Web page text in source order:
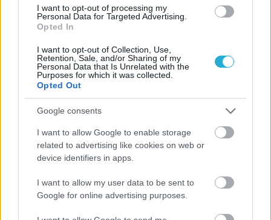
I want to opt-out of processing my
Personal Data for Targeted Advertising.
Opted In
I want to opt-out of Collection, Use,
Retention, Sale, and/or Sharing of my
Personal Data that Is Unrelated with the
Purposes for which it was collected.
Opted Out
Google consents
I want to allow Google to enable storage
related to advertising like cookies on web or
device identifiers in apps.
I want to allow my user data to be sent to
Google for online advertising purposes.
ΡΟΗ ΕΙΔΗΣΕΩΝ
08/08/2026
Δείπνο της ΕΟΠΕ προς τιμήν του Ισίδωρου Κούβελου